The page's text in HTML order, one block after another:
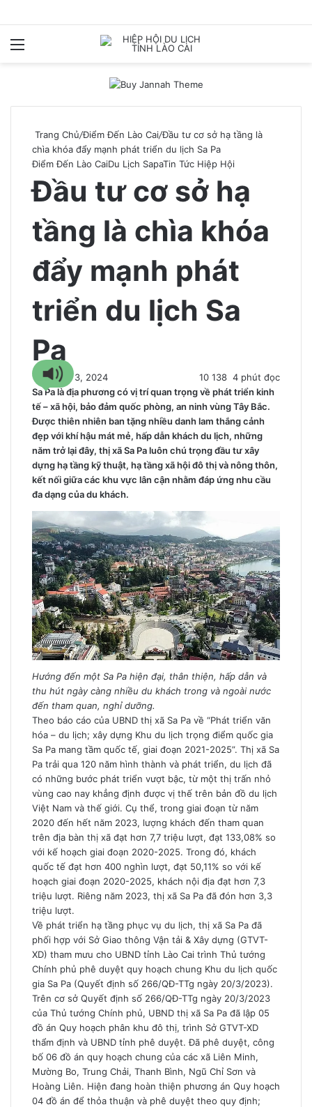
Menu
Trang Chủ/Điểm Đến Lào Cai/Đầu tư cơ sở hạ tầng là
chìa khóa đẩy mạnh phát triển du lịch Sa Pa
Điểm Đến Lào CaiDu Lịch SapaTin Tức Hiệp Hội
Đầu tư cơ sở hạ
tầng là chìa khóa
đẩy mạnh phát
triển du lịch Sa
Pa
15 Tháng 3, 2024 10 138 4 phút đọc
Sa Pa là địa phương có vị trí quan trọng về phát triển kinh
tế – xã hội, bảo đảm quốc phòng, an ninh vùng Tây Bắc.
Được thiên nhiên ban tặng nhiều danh lam thắng cảnh
đẹp với khí hậu mát mẻ, hấp dẫn khách du lịch, những
năm trở lại đây, thị xã Sa Pa luôn chú trọng đầu tư xây
dựng hạ tầng kỹ thuật, hạ tầng xã hội đô thị và nông thôn,
kết nối giữa các khu vực lân cận nhằm đáp ứng nhu cầu
đa dạng của du khách.
Hướng đến một Sa Pa hiện đại, thân thiện, hấp dẫn và
thu hút ngày càng nhiều du khách trong và ngoài nước
đến tham quan, nghỉ dưỡng.
Theo báo cáo của UBND thị xã Sa Pa về “Phát triển văn
hóa – du lịch; xây dựng Khu du lịch trọng điểm quốc gia
Sa Pa mang tầm quốc tế, giai đoạn 2021-2025”. Thị xã Sa
Pa trải qua 120 năm hình thành và phát triển, du lịch đã
có những bước phát triển vượt bậc, từ một thị trấn nhỏ
vùng cao nay khẳng định được vị thế trên bản đồ du lịch
Việt Nam và thế giới. Cụ thể, trong giai đoạn từ năm
2020 đến hết năm 2023, lượng khách đến tham quan
trên địa bàn thị xã đạt hơn 7,7 triệu lượt, đạt 133,08% so
với kế hoạch giai đoạn 2020-2025. Trong đó, khách
quốc tế đạt hơn 400 nghìn lượt, đạt 50,11% so với kế
hoạch giai đoạn 2020-2025, khách nội địa đạt hơn 7,3
triệu lượt. Riêng năm 2023, thị xã Sa Pa đã đón hơn 3,3
triệu lượt.
Về phát triển hạ tầng phục vụ du lịch, thị xã Sa Pa đã
phối hợp với Sở Giao thông Vận tải & Xây dựng (GTVT-
XD) tham mưu cho UBND tỉnh Lào Cai trình Thủ tướng
Chính phủ phê duyệt quy hoạch chung Khu du lịch quốc
gia Sa Pa (Quyết định số 266/QĐ-TTg ngày 20/3/2023).
Trên cơ sở Quyết định số 266/QĐ-TTg ngày 20/3/2023
của Thủ tướng Chính phủ, UBND thị xã Sa Pa đã lập 05
đồ án Quy hoạch phân khu đô thị, trình Sở GTVT-XD
thẩm định và UBND tỉnh phê duyệt. Đã phê duyệt, công
bố 06 đồ án quy hoạch chung của các xã Liên Minh,
Mường Bo, Trung Chải, Thanh Bình, Ngũ Chỉ Sơn và
Hoàng Liên. Hiện đang hoàn thiện phương án Quy hoạch
04 đồ án để thỏa thuận và phê duyệt theo quy định;